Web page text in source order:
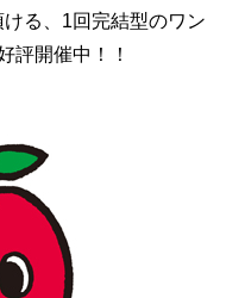
る、1回完結型のワン
評開催中！！